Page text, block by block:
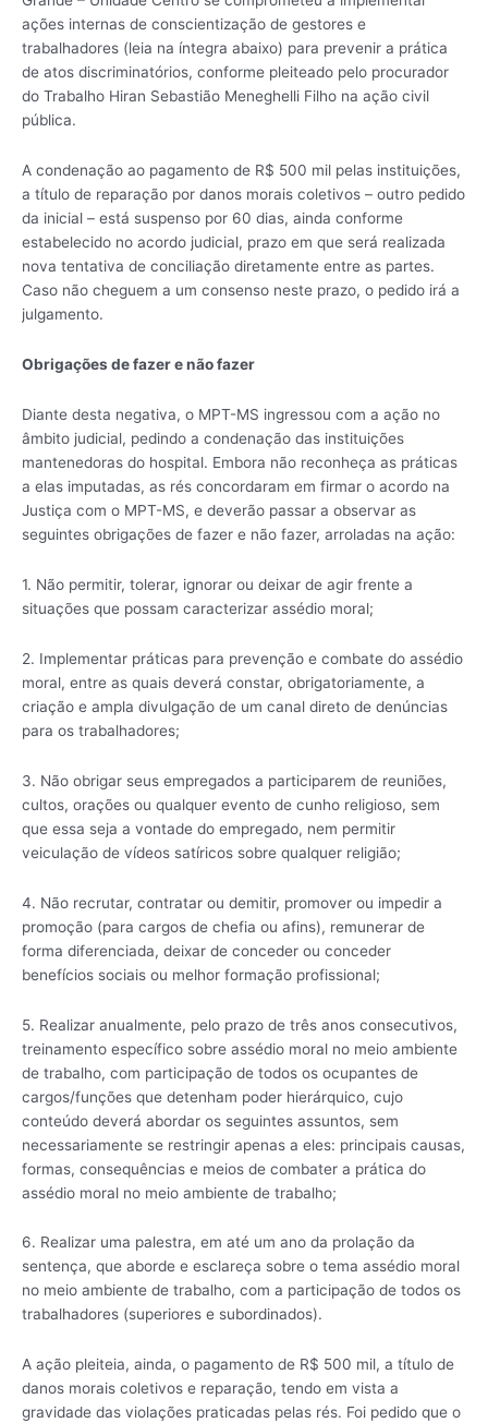
ações internas de conscientização de gestores e
trabalhadores (leia na íntegra abaixo) para prevenir a prática
de atos discriminatórios, conforme pleiteado pelo procurador
do Trabalho Hiran Sebastião Meneghelli Filho na ação civil
pública.
A condenação ao pagamento de R$ 500 mil pelas instituições,
a título de reparação por danos morais coletivos – outro pedido
da inicial – está suspenso por 60 dias, ainda conforme
estabelecido no acordo judicial, prazo em que será realizada
nova tentativa de conciliação diretamente entre as partes.
Caso não cheguem a um consenso neste prazo, o pedido irá a
julgamento.
Obrigações de fazer e não fazer
Diante desta negativa, o MPT-MS ingressou com a ação no
âmbito judicial, pedindo a condenação das instituições
mantenedoras do hospital. Embora não reconheça as práticas
a elas imputadas, as rés concordaram em firmar o acordo na
Justiça com o MPT-MS, e deverão passar a observar as
seguintes obrigações de fazer e não fazer, arroladas na ação:
1. Não permitir, tolerar, ignorar ou deixar de agir frente a
situações que possam caracterizar assédio moral;
2. Implementar práticas para prevenção e combate do assédio
moral, entre as quais deverá constar, obrigatoriamente, a
criação e ampla divulgação de um canal direto de denúncias
para os trabalhadores;
3. Não obrigar seus empregados a participarem de reuniões,
cultos, orações ou qualquer evento de cunho religioso, sem
que essa seja a vontade do empregado, nem permitir
veiculação de vídeos satíricos sobre qualquer religião;
4. Não recrutar, contratar ou demitir, promover ou impedir a
promoção (para cargos de chefia ou afins), remunerar de
forma diferenciada, deixar de conceder ou conceder
benefícios sociais ou melhor formação profissional;
5. Realizar anualmente, pelo prazo de três anos consecutivos,
treinamento específico sobre assédio moral no meio ambiente
de trabalho, com participação de todos os ocupantes de
cargos/funções que detenham poder hierárquico, cujo
conteúdo deverá abordar os seguintes assuntos, sem
necessariamente se restringir apenas a eles: principais causas,
formas, consequências e meios de combater a prática do
assédio moral no meio ambiente de trabalho;
6. Realizar uma palestra, em até um ano da prolação da
sentença, que aborde e esclareça sobre o tema assédio moral
no meio ambiente de trabalho, com a participação de todos os
trabalhadores (superiores e subordinados).
A ação pleiteia, ainda, o pagamento de R$ 500 mil, a título de
danos morais coletivos e reparação, tendo em vista a
gravidade das violações praticadas pelas rés. Foi pedido que o